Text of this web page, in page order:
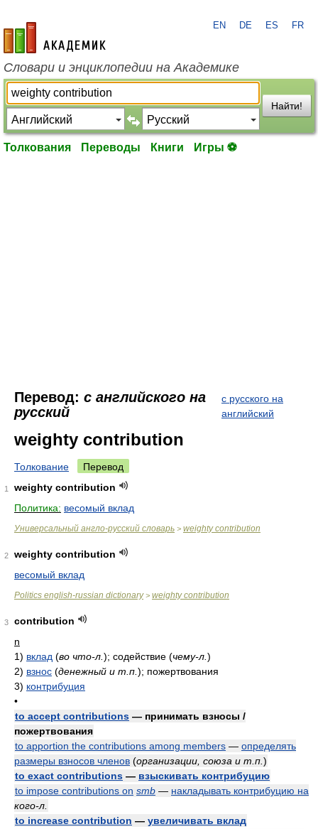
academic.ru
EN DE ES FR
Словари и энциклопедии на Академике
Найти!
Толкования Переводы Книги Игры ⚽
Перевод: с английского на
русский
с русского на
английский
weighty contribution
Толкование Перевод
1
weighty contribution
Политика: весомый вклад
Универсальный англо-русский словарь > weighty contribution
2
weighty contribution
весомый вклад
Politics english-russian dictionary> weighty contribution
3
contribution
n
1) вклад (во что-л. ); содействие (чему-л. )
2) взнос (денежный и т.п. ); пожертвования
3) контрибуция
•
to accept contributions — принимать взносы /
пожертвования
to apportion the contributions among members — определять
размеры взносов членов (организации, союза и т.п. )
to exact contributions — взыскивать контрибуцию
to impose contributions on smb — накладывать контрибуцию на
кого-л.
to increase contribution — увеличивать вклад